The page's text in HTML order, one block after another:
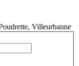
Villeurbanne